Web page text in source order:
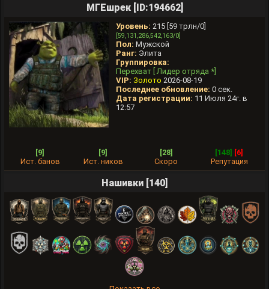
МГЕшрек [ID:194662]
Уровень: 215 [59 трлн/0]
[59,131,286,542,163/0]
Пол: Мужской
Ранг: Элита
Группировка:
Перехват [ Лидер отряда *]
VIP: Золото 2026-08-19
Последнее обновление: 0 сек.
Дата регистрации: 11 Июля 24г. в
12:57
[9]
Ист. банов
[9]
Ист. ников
[28]
Скоро
[148] [6]
Репутация
Нашивки [140]